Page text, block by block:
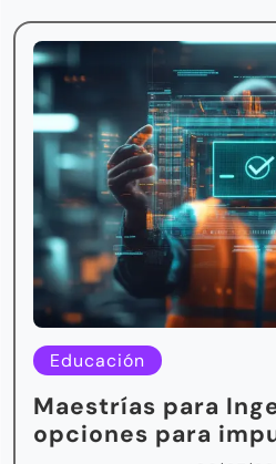
Educación
Maestrías para
opciones para